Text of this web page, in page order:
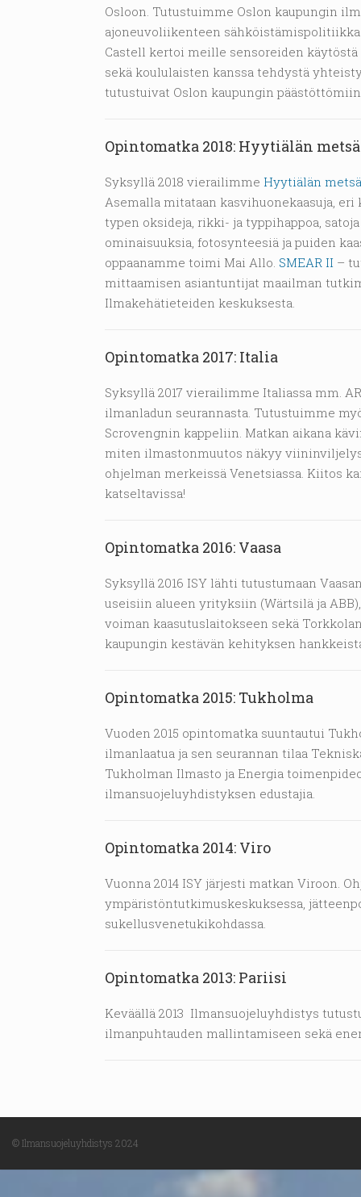
Osloon. Tutustuimme Oslon kaupungin
ajoneuvoliikenteen
Castell kertoi meille sensoreiden
sekä koululaisten kanssa tehdystä
tutustuivat Oslon kaupungin
Opintomatka 2018: Hyytiälän
Syksyllä 2018 vierailimme Hyytiälän
Asemalla mitataan kasvihuonekaasuja,
typen oksideja, rikki- ja typpihappoa,
ominaisuuksia, fotosynteesiä ja puiden
oppaanamme toimi Mai Allo. SMEAR II –
mittaamisen asiantuntijat maailman
Ilmakehätieteiden keskuksesta.
Opintomatka 2017: Italia
Syksyllä 2017 vierailimme Italiassa mm.
ilmanladun seurannasta. Tutustuimme
Scrovengnin kappeliin. Matkan aikana
miten ilmastonmuutos näkyy
ohjelman merkeissä Venetsiassa. Kiitos
katseltavissa!
Opintomatka 2016: Vaasa
Syksyllä 2016 ISY lähti tutustumaan
useisiin alueen yrityksiin (Wärtsilä ja
voiman kaasutuslaitokseen sekä
kaupungin kestävän kehityksen
Opintomatka 2015: Tukholma
Vuoden 2015 opintomatka suuntautui
ilmanlaatua ja sen seurannan tilaa
Tukholman Ilmasto ja Energia
ilmansuojeluyhdistyksen edustajia.
Opintomatka 2014: Viro
Vuonna 2014 ISY järjesti matkan Viroon.
ympäristöntutkimuskeskuksessa,
sukellusvenetukikohdassa.
Opintomatka 2013: Pariisi
Keväällä 2013 Ilmansuojeluyhdistys
ilmanpuhtauden mallintamiseen sekä
© Ilmansuojeluyhdistys 2024